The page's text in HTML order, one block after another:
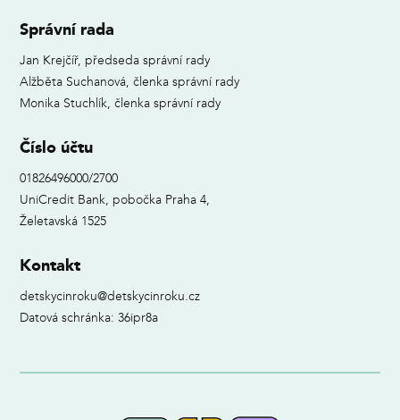
Správní rada
Jan Krejčíř, předseda správní rady
Alžběta Suchanová, členka správní rady
Monika Stuchlík, členka správní rady
Číslo účtu
01826496000/2700
UniCredit Bank, pobočka Praha 4,
Želetavská 1525
Kontakt
detskycinroku@detskycinroku.cz
Datová schránka: 36ipr8a